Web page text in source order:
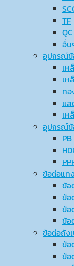
TF
อื่น
อุปกรณ์ข้
เห
เห
ทอ
แส
เห
อุปกรณ์ข้
ข้อต่อแท
ข้อ
ข้อ
ข้อ
ข้อ
ข้อต่อถัง
ข้อ
ข้อ